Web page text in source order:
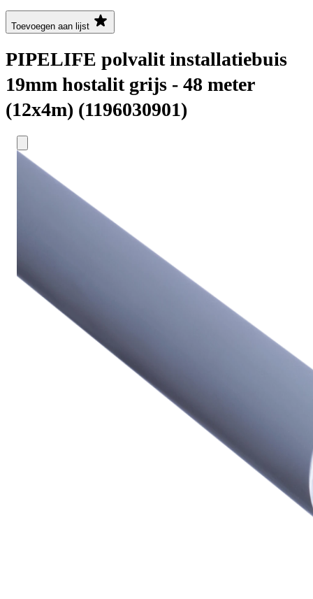
Toevoegen aan lijst
PIPELIFE polvalit installatiebuis
19mm hostalit grijs - 48 meter
(12x4m) (1196030901)